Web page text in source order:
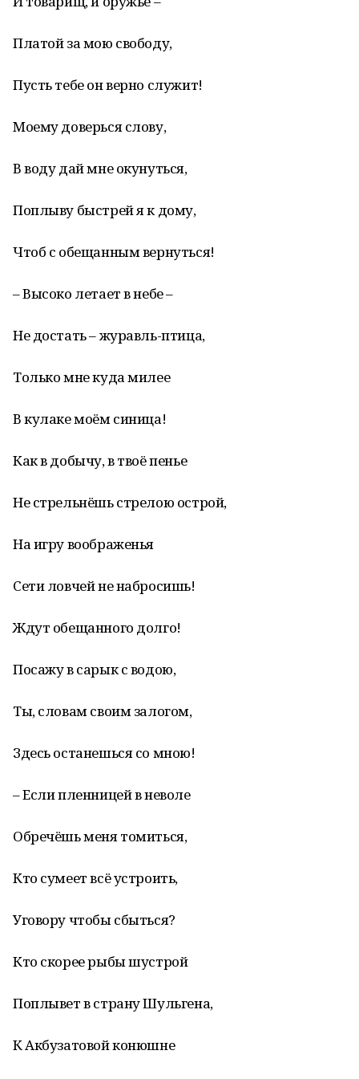
Платой за мою свободу,
Пусть тебе он верно служит!
Моему доверься слову,
В воду дай мне окунуться,
Поплыву быстрей я к дому,
Чтоб с обещанным вернуться!
– Высоко летает в небе –
Не достать – журавль-птица,
Только мне куда милее
В кулаке моём синица!
Как в добычу, в твоё пенье
Не стрельнёшь стрелою острой,
На игру воображенья
Сети ловчей не набросишь!
Ждут обещанного долго!
Посажу в сарык с водою,
Ты, словам своим залогом,
Здесь останешься со мною!
– Если пленницей в неволе
Обречёшь меня томиться,
Кто сумеет всё устроить,
Уговору чтобы сбыться?
Кто скорее рыбы шустрой
Поплывет в страну Шульгена,
К Акбузатовой конюшне